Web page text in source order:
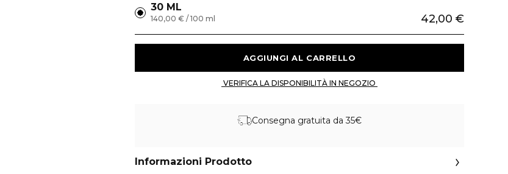
30 ML
42,00 €
140,00 € / 100 ml
Consegna gratuita da 35€
Informazioni Prodotto